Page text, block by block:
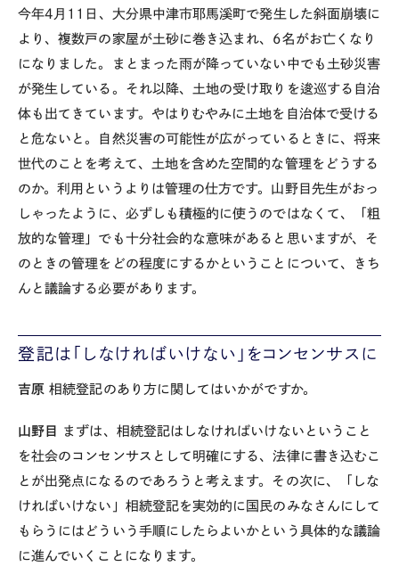
今年4月11日、大分県中津市耶馬溪町で発生した斜面崩壊に
より、複数戸の家屋が土砂に巻き込まれ、6名がお亡くなり
になりました。まとまった雨が降っていない中でも土砂災害
が発生している。それ以降、土地の受け取りを逡巡する自治
体も出てきています。やはりむやみに土地を自治体で受ける
と危ないと。自然災害の可能性が広がっているときに、将来
世代のことを考えて、土地を含めた空間的な管理をどうする
のか。利用というよりは管理の仕方です。山野目先生がおっ
しゃったように、必ずしも積極的に使うのではなくて、「粗
放的な管理」でも十分社会的な意味があると思いますが、そ
のときの管理をどの程度にするかということについて、きち
んと議論する必要があります。
登記は「しなければいけない」をコンセンサスに
吉原相続登記のあり方に関してはいかがですか。
山野目
まずは、相続登記はしなければいけないということ
を社会のコンセンサスとして明確にする、法律に書き込むこ
とが出発点になるのであろうと考えます。その次に、「しな
ければいけない」相続登記を実効的に国民のみなさんにして
もらうにはどういう手順にしたらよいかという具体的な議論
に進んでいくことになります。